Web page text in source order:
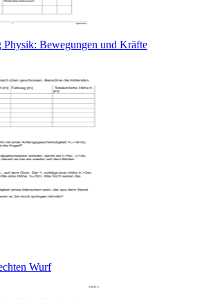
Physik: Bewegungen und Kräfte
Wurf